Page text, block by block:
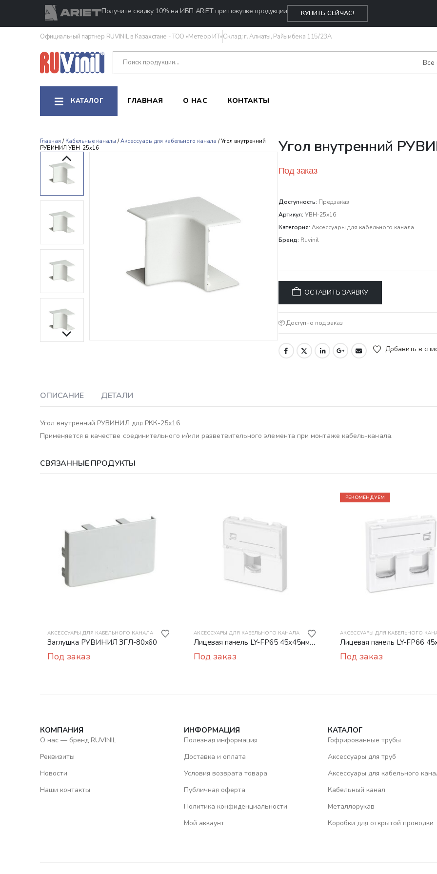
Получите скидку 10% на ИБП ARIET при покупке продукции КУПИТЬ СЕЙЧАС!
Официальный партнер RUVINIL в Казахстане - ТОО «Метеор ИТ»Склад: г. Алматы, Райымбека 115/23A
Все
КАТАЛОГ ГЛАВНАЯ О НАС КОНТАКТЫ
Главная / Кабельные каналы /Аксессуары для кабельного канала / Угол внутренний
РУВИНИЛ УВН-25х16
Угол внутренний
Под заказ
Доступность: Предзаказ
Артикул: УВН-25х16
Категория: Аксессуары для кабельного канала
Бренд: Ruvinil
ОСТАВИТЬ ЗАЯВКУ
📦 Доступно под заказ
Добавить в
ОПИСАНИЕ ДЕТАЛИ
Угол внутренний РУВИНИЛ для РКК-25х16
Применяется в качестве соединительного и/или разветвительного элемента при монтаже кабель-канала.
СВЯЗАННЫЕ ПРОДУКТЫ
АКСЕССУАРЫ ДЛЯ КАБЕЛЬНОГО КАНАЛА
Заглушка РУВИНИЛ ЗГЛ-80х60
Под заказ
АКСЕССУАРЫ ДЛЯ КАБЕЛЬНОГО КАНАЛА
Лицевая панель LY-FP65 45x45мм
со шторкой на 1 модуль
Под заказ
РЕКОМЕНДУЕМ
АКСЕССУАРЫ ДЛЯ КАБЕЛЬНОГО
Лицевая панель LY-FP66
со шторкой на 2 модуля
Под заказ
КОМПАНИЯ
О нас — бренд RUVINIL
Реквизиты
Новости
Наши контакты
ИНФОРМАЦИЯ
Полезная информация
Доставка и оплата
Условия возврата товара
Публичная оферта
Политика конфиденциальности
Мой аккаунт
КАТАЛОГ
Гофрированные трубы
Аксессуары для труб
Аксессуары для кабельного
Кабельный канал
Металлорукав
Коробки для открытой проводки